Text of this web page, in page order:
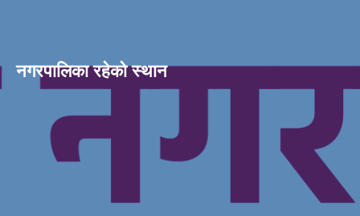
नगरपालिका रहेको स्थान